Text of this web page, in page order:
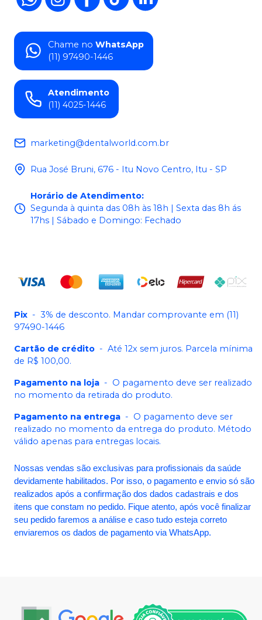
Chame no WhatsApp
(11) 97490-1446
Atendimento
(11) 4025-1446
marketing@dentalworld.com.br
Rua José Bruni, 676 - Itu Novo Centro, Itu - SP
Horário de Atendimento:
Segunda à quinta das 08h às 18h | Sexta das 8h ás
17hs | Sábado e Domingo: Fechado
Pix - 3% de desconto. Mandar comprovante em (11)
97490-1446
Cartão de crédito - Até 12x sem juros. Parcela mínima
de R$ 100,00.
Pagamento na loja - O pagamento deve ser realizado
no momento da retirada do produto.
Pagamento na entrega - O pagamento deve ser
realizado no momento da entrega do produto. Método
válido apenas para entregas locais.
Nossas vendas são exclusivas para profissionais da saúde
devidamente habilitados. Por isso, o pagamento e envio só são
realizados após a confirmação dos dados cadastrais e dos
itens que constam no pedido. Fique atento, após você finalizar
seu pedido faremos a análise e caso tudo esteja correto
enviaremos os dados de pagamento via WhatsApp.